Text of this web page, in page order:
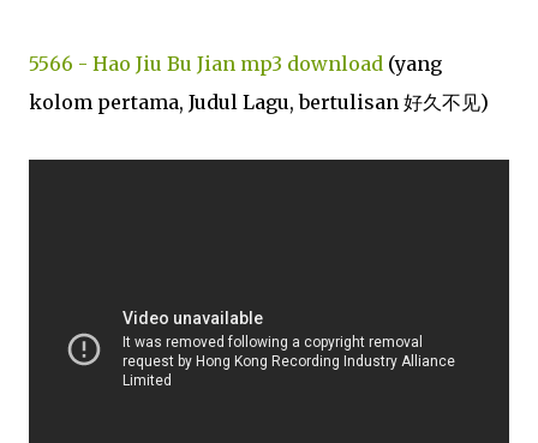
5566 - Hao Jiu Bu Jian mp3 download (yang
kolom pertama, Judul Lagu, bertulisan 好久不见)